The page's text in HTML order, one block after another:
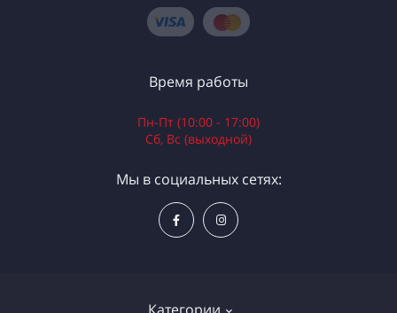
Время работы
Пн-Пт (10:00 - 17:00)
Сб, Вс (выходной)
Мы в социальных сетях: